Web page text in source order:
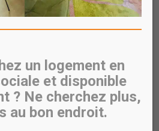
le
menu
un logement en
et disponible
? Ne cherchez plus,
au bon endroit.